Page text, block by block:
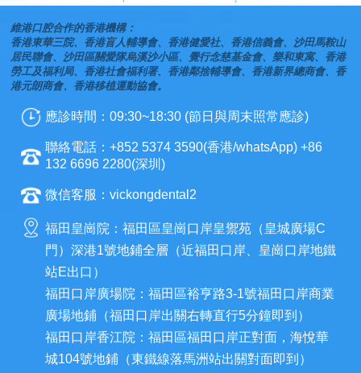
維港口腔合作的香港機構：
香港東華三院、香港盲人輔導會、香港健愛社、香港信義會、沙田馬鞍山
居民聯會、沙田區關愛隊烏溪沙小區、覺行念慈基金會、樂和東寓、香港
勞工及福利局、香港社會福利署、香港鄰捨輔導會、香港新界總商會、香
港元朗商會、香港移植運動協會。
應診時間：09:30~18:30 (節日與周末照常應診)
聯絡電話：+852 5374 3590(香港/whatsApp) +86
132 6696 2280(深圳)
微信客服：vickongdental2
福田皇崗院：福田區皇崗口岸皇禦苑（皇城廣場C
門）深港1號地鋪全層（近福田口岸、皇崗口岸地鐵
站E出口）
福田口岸廣場院：福田區裕亨路3-1號福田口岸商業
廣場地鋪（福田口岸出關右轉直行5分鐘即到）
福田口岸香江院：福田區福田口岸正對面，海悅華
城104號地鋪（東鐵線落馬洲站出關對面即到）